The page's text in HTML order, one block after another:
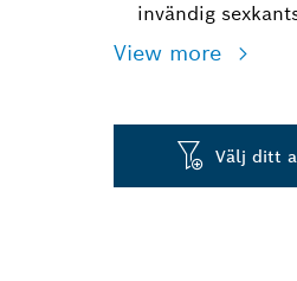
invändig
View more
Välj ditt